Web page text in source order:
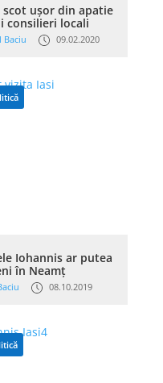
scot ușor din apatie
consilieri locali
Baciu 09.02.2020
Iohannis ar putea
în Neamț
08.10.2019